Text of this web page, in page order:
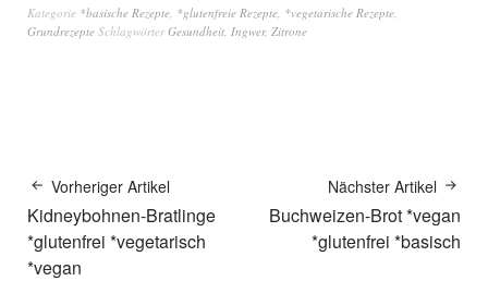
Kategorie *basische Rezepte *glutenfreie Rezepte *vegetarische Rezepte
Grundrezepte SchlagwörterGesundheit Ingwer, Zitrone
Vorheriger Artikel
Kidneybohnen-Bratlinge
*glutenfrei *vegetarisch
*vegan
Nächster Artikel
Buchweizen-Brot *vegan
*glutenfrei *basisch